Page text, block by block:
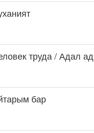
труда / Адал
бар